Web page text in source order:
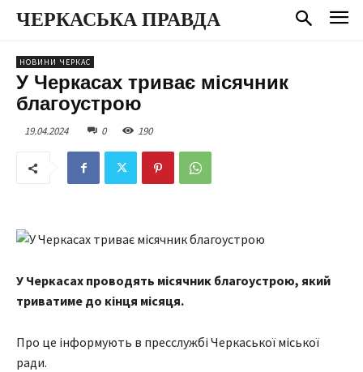
ЧЕРКАСЬКА ПРАВДА
НОВИНИ ЧЕРКАС
У Черкасах триває місячник
благоустрою
19.04.2024 0 190
У Черкасах проводять місячник благоустрою, який
триватиме до кінця місяця.
Про це інформують в пресслужбі Черкаської міської
ради.